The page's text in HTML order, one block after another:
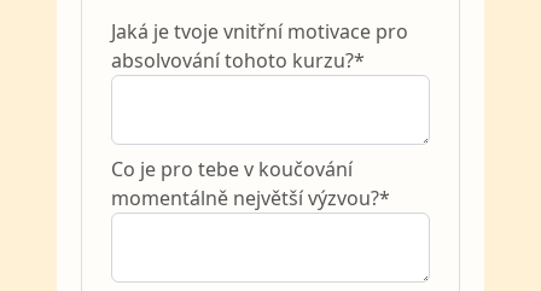
Jaká je tvoje vnitřní motivace pro
absolvování tohoto kurzu?*
Co je pro tebe v koučování
momentálně největší výzvou?*